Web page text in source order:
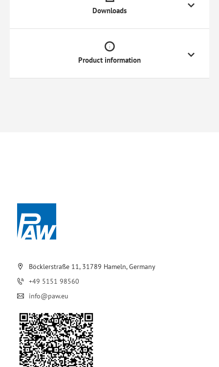
Downloads
Product information
Böcklerstraße 11, 31789 Hameln, Germany
+49 5151 98560
info@paw.eu